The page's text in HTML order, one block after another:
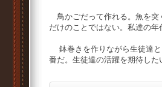
鳥かごだって作れる。魚を突
だけのことではない。私達の年
鉢巻きを作りながら生徒達と
番だ。生徒達の活躍を期待した